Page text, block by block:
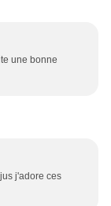
une bonne
j'adore ces